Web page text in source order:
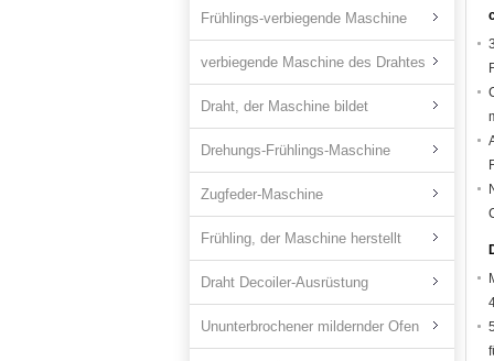
Frühlings-verbiegende Maschine
verbiegende Maschine des Drahtes
Draht, der Maschine bildet
Drehungs-Frühlings-Maschine
Zugfeder-Maschine
Frühling, der Maschine herstellt
Draht Decoiler-Ausrüstung
Ununterbrochener mildernder Ofen